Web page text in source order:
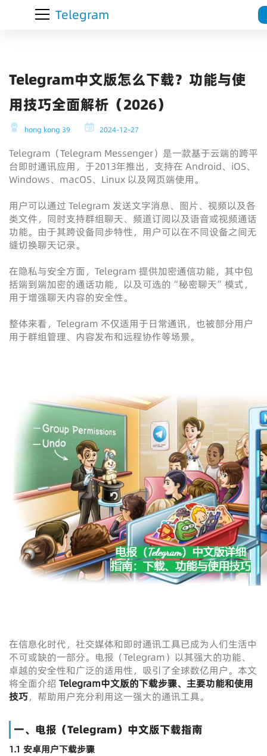
Telegram
Telegram中文版怎么下载？功能与使
用技巧全面解析（2026）
hong kong 39 2024-12-27
Telegram（Telegram Messenger）是一款基于云端的跨平
台即时通讯应用，于2013年推出，支持在 Android、iOS、
Windows、macOS、Linux 以及网页端使用。
用户可以通过 Telegram 发送文字消息、图片、视频以及各
类文件，同时支持群组聊天、频道订阅以及语音或视频通话
功能。由于其跨设备同步特性，用户可以在不同设备之间无
缝切换聊天记录。
在隐私与安全方面，Telegram 提供加密通信功能，其中包
括端到端加密的通话功能，以及可选的“秘密聊天”模式，
用于增强聊天内容的安全性。
整体来看，Telegram 不仅适用于日常通讯，也被部分用户
用于群组管理、内容发布和远程协作等场景。
在信息化时代，社交媒体和即时通讯工具已成为人们生活中
不可或缺的一部分。电报（Telegram）以其强大的功能、
卓越的安全性和广泛的适用性，吸引了全球数亿用户。本文
将全面介绍 Telegram中文版的下载步骤、主要功能和使用
技巧，帮助用户充分利用这一强大的通讯工具。
一、电报（Telegram）中文版下载指南
1.1 安卓用户下载步骤